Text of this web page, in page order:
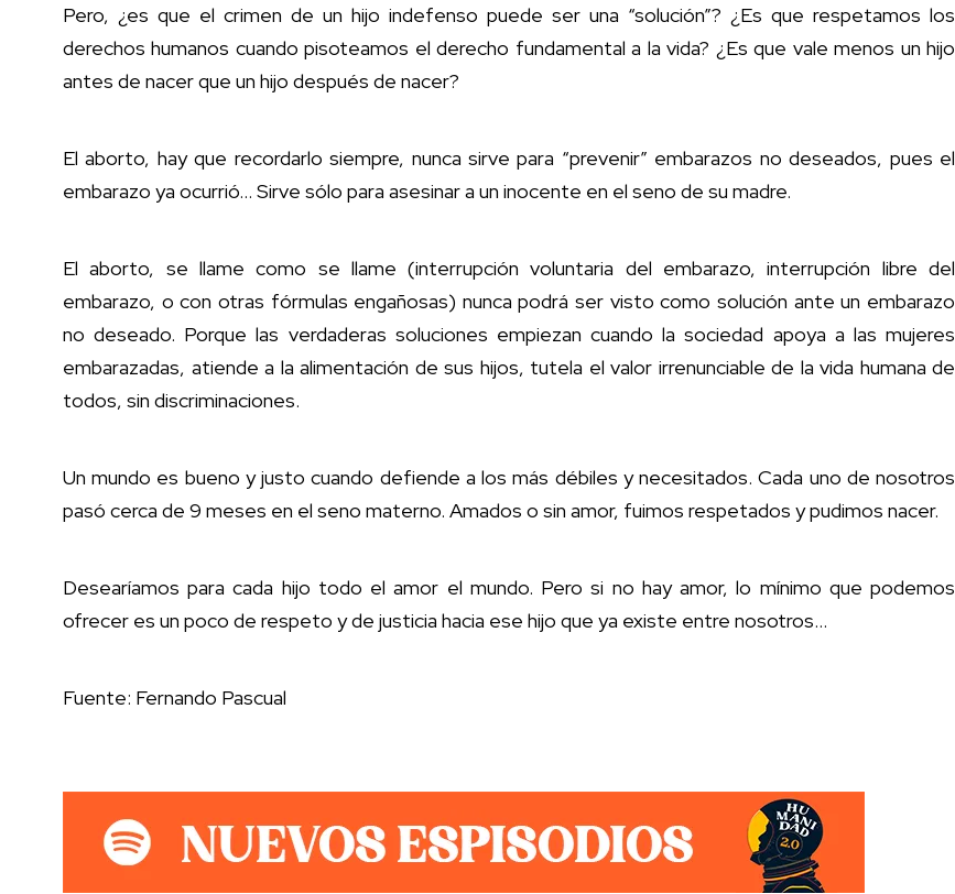
Pero, ¿es que el crimen de un hijo indefenso puede ser una “solución”? ¿Es que respetamos los
derechos humanos cuando pisoteamos el derecho fundamental a la vida? ¿Es que vale menos un hijo
antes de nacer que un hijo después de nacer?
El aborto, hay que recordarlo siempre, nunca sirve para “prevenir” embarazos no deseados, pues el
embarazo ya ocurrió… Sirve sólo para asesinar a un inocente en el seno de su madre.
El aborto, se llame como se llame (interrupción voluntaria del embarazo, interrupción libre del
embarazo, o con otras fórmulas engañosas) nunca podrá ser visto como solución ante un embarazo
no deseado. Porque las verdaderas soluciones empiezan cuando la sociedad apoya a las mujeres
embarazadas, atiende a la alimentación de sus hijos, tutela el valor irrenunciable de la vida humana de
todos, sin discriminaciones.
Un mundo es bueno y justo cuando defiende a los más débiles y necesitados. Cada uno de nosotros
pasó cerca de 9 meses en el seno materno. Amados o sin amor, fuimos respetados y pudimos nacer.
Desearíamos para cada hijo todo el amor el mundo. Pero si no hay amor, lo mínimo que podemos
ofrecer es un poco de respeto y de justicia hacia ese hijo que ya existe entre nosotros…
Fuente: Fernando Pascual